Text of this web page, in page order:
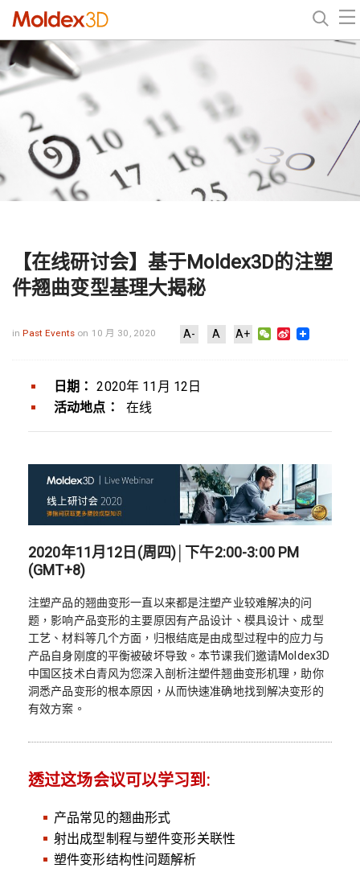
【在线研讨会】基于Moldex3D的注塑
件翘曲变型基理大揭秘
inPast Events on 10 月 30, 2020 A- A A+ WeChat
Sina
日期：
2020年 11月 12日
活动地点：
在线
2020年11月12日(周四)│下午2:00-3:00 PM
(GMT+8)
注塑产品的翘曲变形一直以来都是注塑产业较难解决的问
题，影响产品变形的主要原因有产品设计、模具设计、成型
工艺、材料等几个方面，归根结底是由成型过程中的应力与
产品自身刚度的平衡被破坏导致。本节课我们邀请Moldex3D
中国区技术白青风为您深入剖析注塑件翘曲变形机理，助你
洞悉产品变形的根本原因，从而快速准确地找到解决变形的
有效方案。
透过这场会议可以学习到:
产品常见的翘曲形式
射出成型制程与塑件变形关联性
塑件变形结构性问题解析